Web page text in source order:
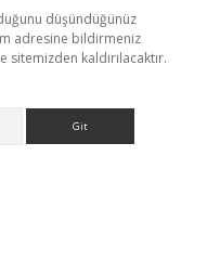
düşündüğünüz
adresine bildirmeniz
kaldırılacaktır.